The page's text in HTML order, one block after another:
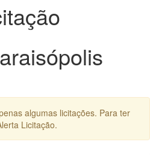
algumas licitações. Para ter
Licitação.